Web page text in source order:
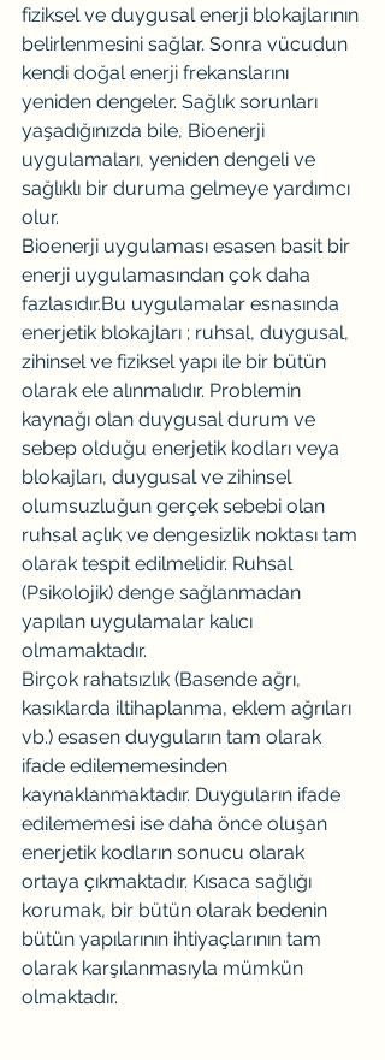
fiziksel ve duygusal enerji blokajlarının
belirlenmesini sağlar. Sonra vücudun
kendi doğal enerji frekanslarını
yeniden dengeler. Sağlık sorunları
yaşadığınızda bile, Bioenerji
uygulamaları, yeniden dengeli ve
sağlıklı bir duruma gelmeye yardımcı
olur.
Bioenerji uygulaması esasen basit bir
enerji uygulamasından çok daha
fazlasıdır.Bu uygulamalar esnasında
enerjetik blokajları ; ruhsal, duygusal,
zihinsel ve fiziksel yapı ile bir bütün
olarak ele alınmalıdır. Problemin
kaynağı olan duygusal durum ve
sebep olduğu enerjetik kodları veya
blokajları, duygusal ve zihinsel
olumsuzluğun gerçek sebebi olan
ruhsal açlık ve dengesizlik noktası tam
olarak tespit edilmelidir. Ruhsal
(Psikolojik) denge sağlanmadan
yapılan uygulamalar kalıcı
olmamaktadır.
Birçok rahatsızlık (Basende ağrı,
kasıklarda iltihaplanma, eklem ağrıları
vb.) esasen duyguların tam olarak
ifade edilememesinden
kaynaklanmaktadır. Duyguların ifade
edilememesi ise daha önce oluşan
enerjetik kodların sonucu olarak
ortaya çıkmaktadır. Kısaca sağlığı
korumak, bir bütün olarak bedenin
bütün yapılarının ihtiyaçlarının tam
olarak karşılanmasıyla mümkün
olmaktadır.